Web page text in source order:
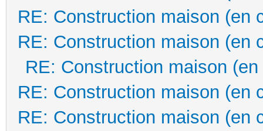
RE: Construction maison (en
RE: Construction maison (en
RE: Construction maison
RE: Construction maison (en
RE: Construction maison (en